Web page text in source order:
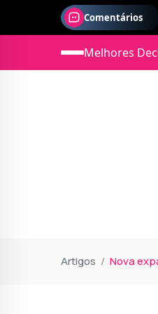
Comentários
Melhores
Artigos Nova